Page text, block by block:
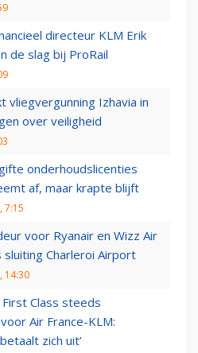
directeur KLM Erik
de slag bij ProRail
vliegvergunning Izhavia in
over veiligheid
onderhoudslicenties
af, maar krapte blijft
7:15
voor Ryanair en Wizz Air
Charleroi Airport
14:30
Class steeds
Air France-KLM:
zich uit’